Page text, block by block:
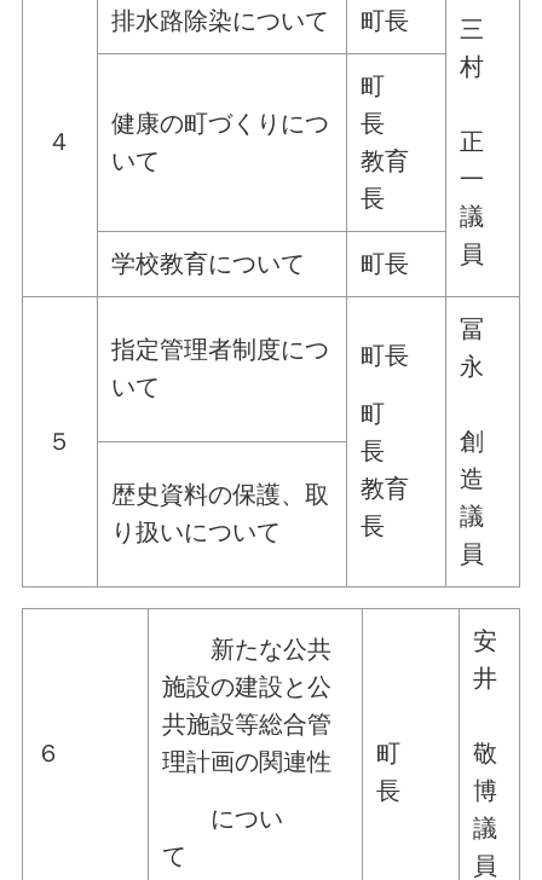
４
排水路除染について 町長
三
村
正
一
議
員
健康の町づくりにつ
いて
町
長
教育
長
学校教育について 町長
５
指定管理者制度につ
いて
町長
町
長
教育
長
冨
永
創
造
議
員
歴史資料の保護、取
り扱いについて
６
新たな公共
施設の建設と公
共施設等総合管
理計画の関連性
につい
て
町
長
安
井
敬
博
議
員